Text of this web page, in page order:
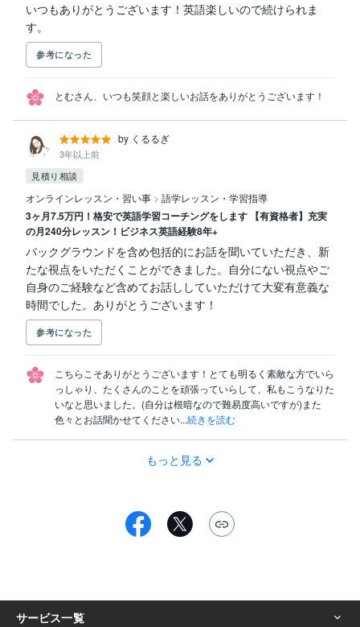
いつもありがとうございます！英語楽しいので続けられま
す。
参考になった
とむさん、いつも笑顔と楽しいお話をありがとうございます！
by くるるぎ
3年以上前
見積り相談
オンラインレッスン・習い事 > 語学レッスン・学習指導
3ヶ月7.5万円！格安で英語学習コーチングをします 【有資格者】充実
の月240分レッスン！ビジネス英語経験8年+
バックグラウンドを含め包括的にお話を聞いていただき、新
たな視点をいただくことができました。自分にない視点やご
自身のご経験など含めてお話ししていただけて大変有意義な
時間でした。ありがとうございます！
参考になった
こちらこそありがとうございます！とても明るく素敵な方でいら
っしゃり、たくさんのことを頑張っていらして、私もこうなりた
いなと思いました。(自分は根暗なので難易度高いですが)また
色々とお話聞かせてください...続きを読む
もっと見る